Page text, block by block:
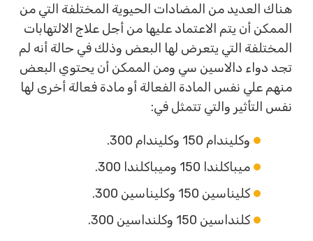
هناك العديد من المضادات الحيوية المختلفة التي من
الممكن أن يتم الاعتماد عليها من أجل علاج الالتهابات
المختلفة التي يتعرض لها البعض وذلك في حالة أنه لم
تجد دواء دالاسين سي ومن الممكن أن يحتوي البعض
منهم علي نفس المادة الفعالة أو مادة فعالة أخرى لها
نفس التأثير والتي تتمثل في:
وكليندام 150 وكليندام 300.
ميباكلندا 150 وميباكلندا 300.
كليناسين 150 وكليناسين 300.
كلنداسين 150 وكلنداسين 300.